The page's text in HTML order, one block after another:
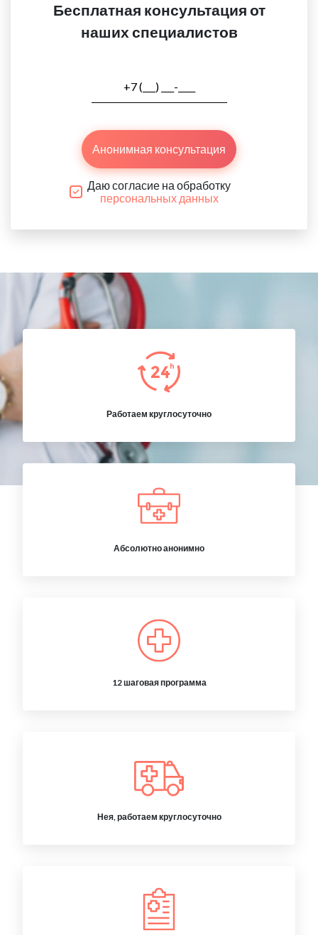
Бесплатная консультация от
наших специалистов
Анонимная консультация
Даю согласие на обработку
персональных данных
Работаем круглосуточно
Абсолютно анонимно
12 шаговая программа
Нея, работаем круглосуточно